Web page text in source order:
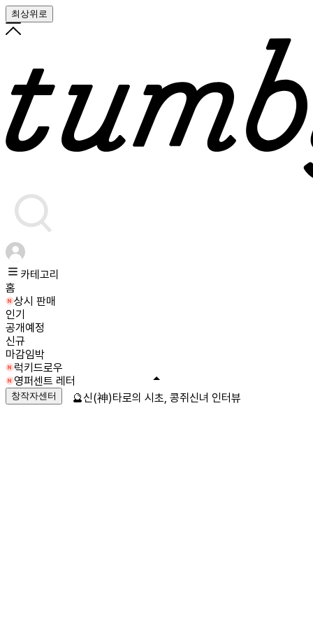
최상위로
카테고리
홈
상시 판매
인기
공개예정
신규
마감임박
럭키드로우
영퍼센트 레터
창작자센터 🔮신(神)타로의 시초, 콩쥐신녀 인터뷰